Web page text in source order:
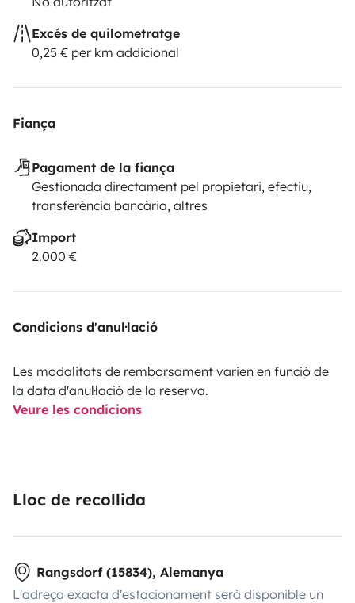
Excés de quilometratge
0,25 € per km addicional
Fiança
Pagament de la fiança
Gestionada directament pel propietari, efectiu,
transferència bancària, altres
Import
2.000 €
Condicions d'anul·lació
Les modalitats de remborsament varien en funció de
la data d'anul·lació de la reserva.
Veure les condicions
Lloc de recollida
Rangsdorf (15834), Alemanya
L'adreça exacta d'estacionament serà disponible un